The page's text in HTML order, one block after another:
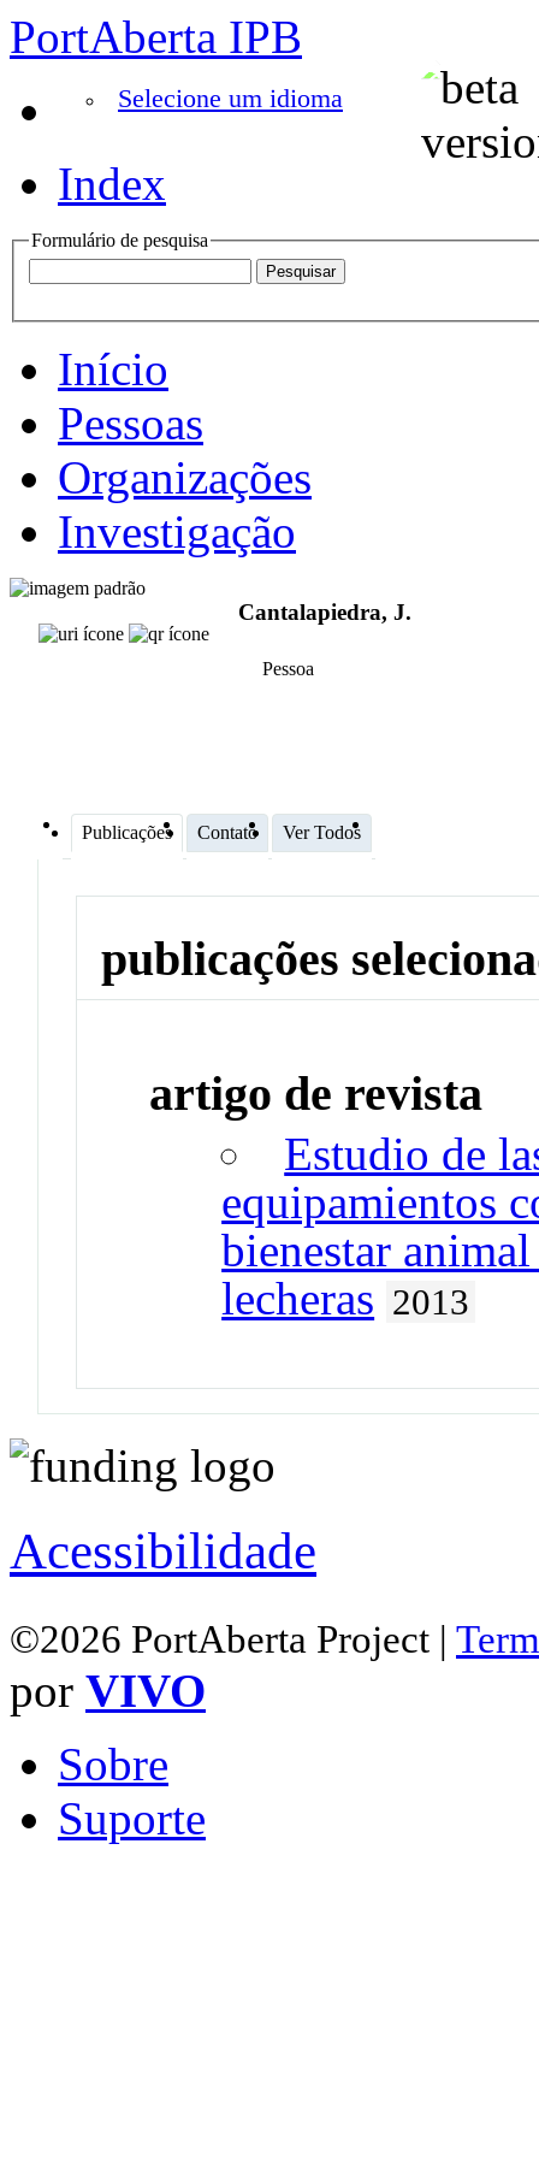
PortAberta IPB
Selecione um idioma
Index
Formulário de pesquisa
Início
Pessoas
Organizações
Investigação
Cantalapiedra, J.
Pessoa
Publicações Contato Ver Todos
publicações
artigo de revista
Estudio de
equipamientos
bienestar
lecheras 2013
Acessibilidade
©2026 PortAberta Project |
por VIVO
Sobre
Suporte